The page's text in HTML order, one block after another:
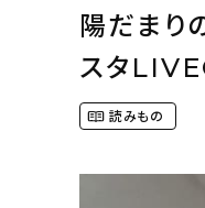
陽だまり
スタ
読みもの